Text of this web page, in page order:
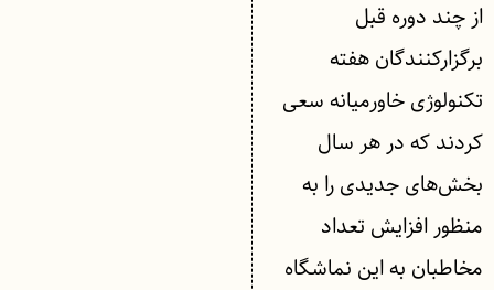
از چند دوره قبل
برگزارکنندگان هفته
تکنولوژی خاورمیانه سعی
کردند که در هر سال
بخش‌های جدیدی را به
منظور افزایش تعداد
مخاطبان به این نماشگاه